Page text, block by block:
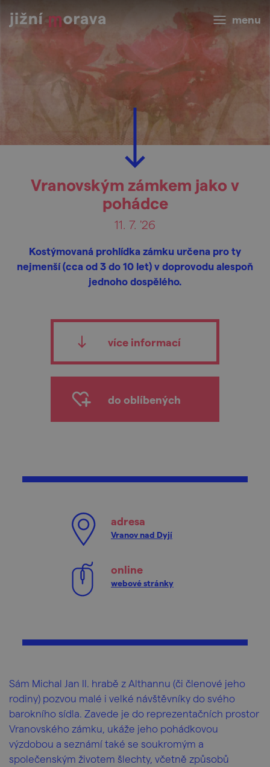
menu
Vranovským zámkem jako v
pohádce
11. 7. '26
Kostýmovaná prohlídka zámku určena pro ty
nejmenší (cca od 3 do 10 let) v doprovodu alespoň
jednoho dospělého.
více informací
do oblíbených
adresa
Vranov nad Dyjí
online
webové stránky
Sám Michal Jan II. hrabě z Althannu (či členové jeho
rodiny) pozvou malé i velké návštěvníky do svého
barokního sídla. Zavede je do reprezentačních prostor
Vranovského zámku, ukáže jeho pohádkovou
výzdobou a seznámí také se soukromým a
společenským životem šlechty, včetně způsobů